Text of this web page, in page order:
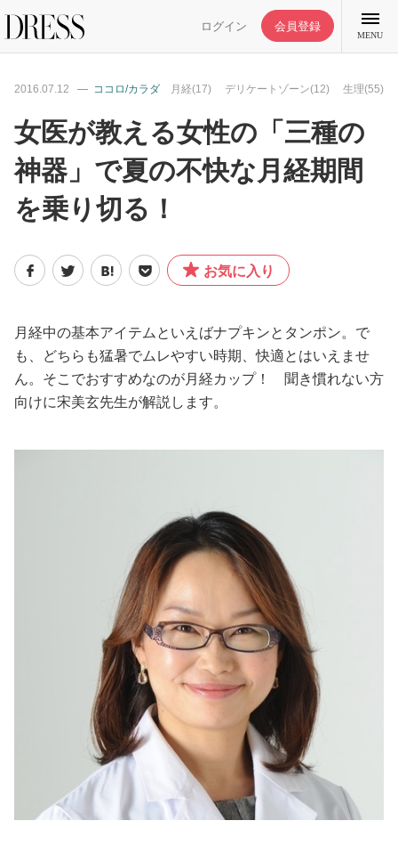
ログイン 会員登録
MENU
特集記事
DRESS部活
ライフスタイル
ファッション
恋愛/結婚/離婚
妊娠/出産/家族
ココロ/カラダ
グルメ
トラベル
カルチャー/エンタメ
2016.07.12 ココロ/カラダ 月経(17) デリケートゾーン(12) 生理(55)
女医が教える女性の「三種の
神器」で夏の不快な月経期間
を乗り切る！
お気に入り
月経中の基本アイテムといえばナプキンとタンポン。で
も、どちらも猛暑でムレやすい時期、快適とはいえませ
ん。そこでおすすめなのが月経カップ！ 聞き慣れない方
向けに宋美玄先生が解説します。